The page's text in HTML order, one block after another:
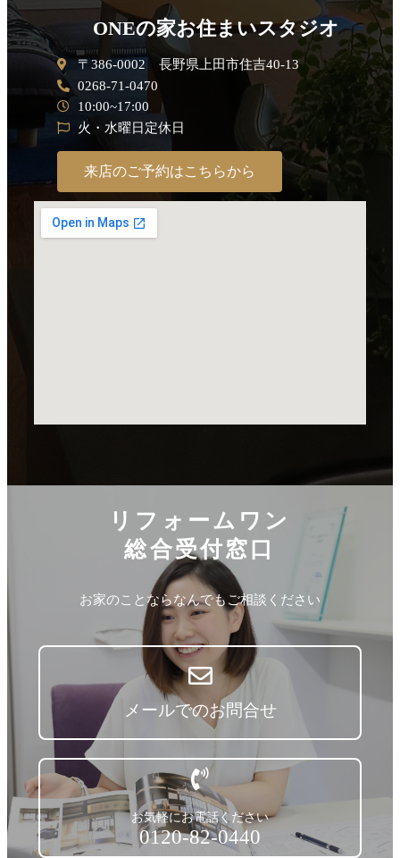
ONEの家お住まいスタジオ
〒386-0002 長野県上田市住吉40-13
0268-71-0470
10:00~17:00
火・水曜日定休日
来店のご予約はこちらから
リフォームワン
総合受付窓口
お家のことならなんでもご相談ください
メールでのお問合せ
お気軽にお電話ください
0120-82-0440